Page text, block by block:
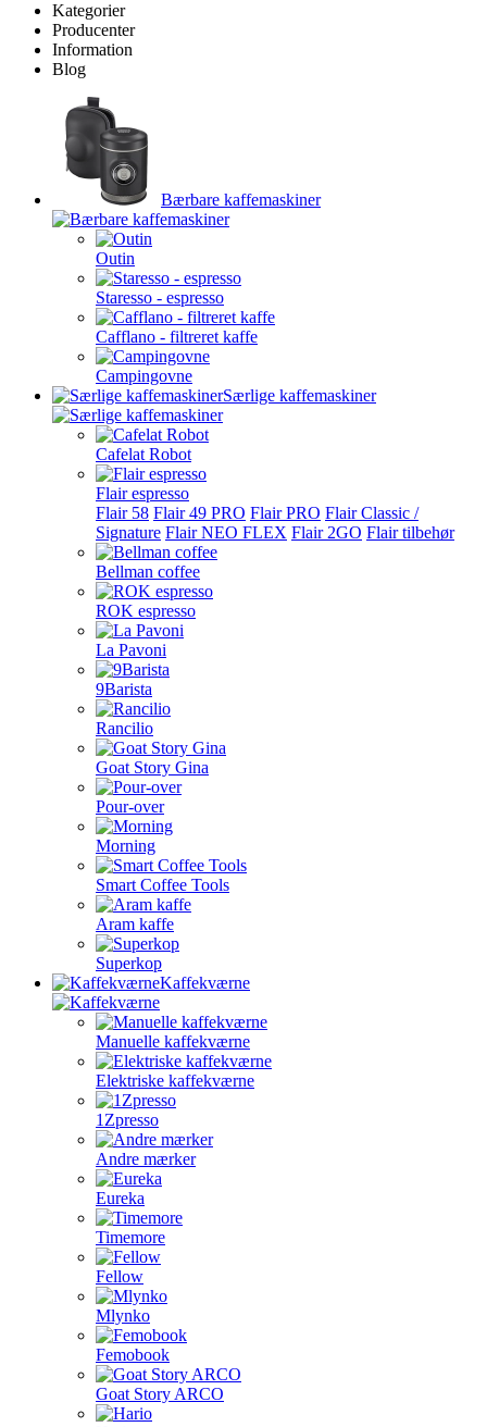
Kategorier
Producenter
Information
Blog
Bærbare kaffemaskiner
Outin
Staresso - espresso
Cafflano - filtreret kaffe
Campingovne
Særlige kaffemaskiner
Cafelat Robot
Flair espresso
Flair 58 Flair 49 PRO Flair PRO Flair Classic /
Signature Flair NEO FLEX Flair 2GO Flair tilbehør
Bellman coffee
ROK espresso
La Pavoni
9Barista
Rancilio
Goat Story Gina
Pour-over
Morning
Smart Coffee Tools
Aram kaffe
Superkop
Kaffekværne
Manuelle kaffekværne
Elektriske kaffekværne
1Zpresso
Andre mærker
Eureka
Timemore
Fellow
Mlynko
Femobook
Goat Story ARCO